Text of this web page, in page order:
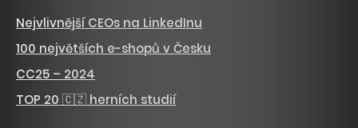
Nejvlivnější CEOs na LinkedInu
100 největších e-shopů v Česku
CC25 – 2024
TOP 20 🇨🇿 herních studií